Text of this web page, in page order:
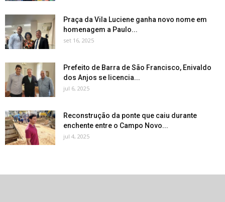
Praça da Vila Luciene ganha novo nome em
homenagem a Paulo...
set 16, 2025
Prefeito de Barra de São Francisco, Enivaldo
dos Anjos se licencia...
jul 6, 2025
Reconstrução da ponte que caiu durante
enchente entre o Campo Novo...
jul 4, 2025